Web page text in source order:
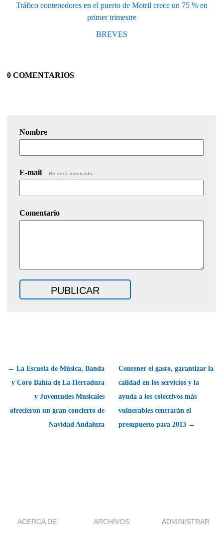
Tráfico contenedores en el puerto de Motril crece un 75 % en
primer trimestre
BREVES
0 COMENTARIOS
Nombre
E-mail No será mostrado.
Comentario
← La Escuela de Música, Banda
y Coro Bahía de La Herradura
y Juventudes Musicales
ofrecieron un gran concierto de
Navidad Andaluza
Contener el gasto, garantizar la
calidad en los servicios y la
ayuda a los colectivos más
vulnerables centrarán el
presupuesto para 2013 →
ACERCA DE ARCHIVOS ADMINISTRAR